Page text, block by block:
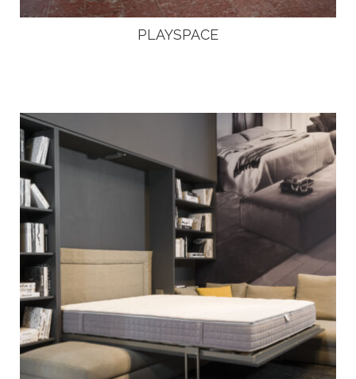
PLAYSPACE